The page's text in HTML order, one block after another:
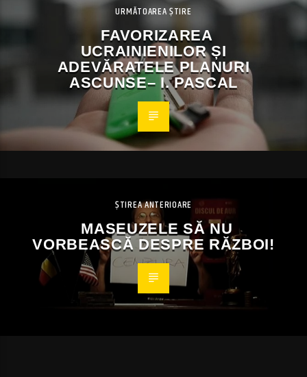
URMĂTOAREA ȘTIRE
FAVORIZAREA
UCRAINIENILOR ȘI
ADEVĂRATELE PLANURI
ASCUNSE– I. PASCAL
ȘTIREA ANTERIOARE
MASEUZELE SĂ NU
VORBEASCĂ DESPRE RĂZBOI!